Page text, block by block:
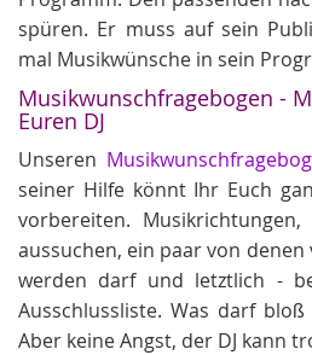
spüren. Er muss auf sein
mal Musikwünsche in sein
Musikwunschfragebogen -
Euren DJ
Unseren
seiner Hilfe könnt Ihr Euch
vorbereiten.
aussuchen, ein paar von
werden darf und letztlich -
Ausschlussliste. Was darf
Aber keine Angst, der DJ kann